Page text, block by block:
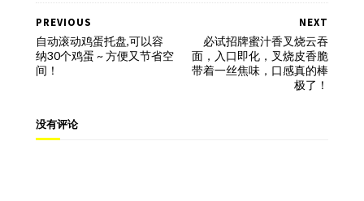
NEXT
必试招牌蜜汁香叉烧云吞
面，入口即化，叉烧皮香脆
带着一丝焦味，口感真的棒
极了！
PREVIOUS
自动滚动鸡蛋托盘,可以容
纳30个鸡蛋 ~ 方便又节省空
间！
没有评论